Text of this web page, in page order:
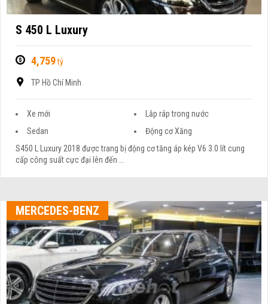
S 450 L Luxury
4,759tỷ
TP Hồ Chí Minh
Xe mới
Lắp ráp trong nước
Sedan
Động cơ Xăng
S450 L Luxury 2018 được trang bị động cơ tăng áp kép V6 3.0 lít cung
cấp công suất cực đại lên đến ...
MERCEDES-BENZ